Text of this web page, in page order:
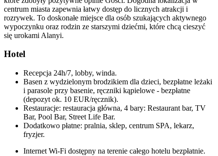
centrum miasta zapewnia łatwy dostęp do licznych atrakcji i
rozrywek. To doskonałe miejsce dla osób szukających aktywnego
wypoczynku oraz rodzin ze starszymi dziećmi, które chcą cieszyć
się urokami Alanyi.
Hotel
Recepcja 24h/7, lobby, winda.
Basen z wydzielonym brodzikiem dla dzieci, bezpłatne leżaki
i parasole przy basenie, ręczniki kąpielowe - bezpłatne
(depozyt ok. 10 EUR/ręcznik).
Restauracje: restauracja główna, 4 bary: Restaurant bar, TV
Bar, Pool Bar, Street Life Bar.
Dodatkowo płatne: pralnia, sklep, centrum SPA, lekarz,
fryzjer.
Internet Wi-Fi dostępny na terenie całego hotelu bezpłatnie.